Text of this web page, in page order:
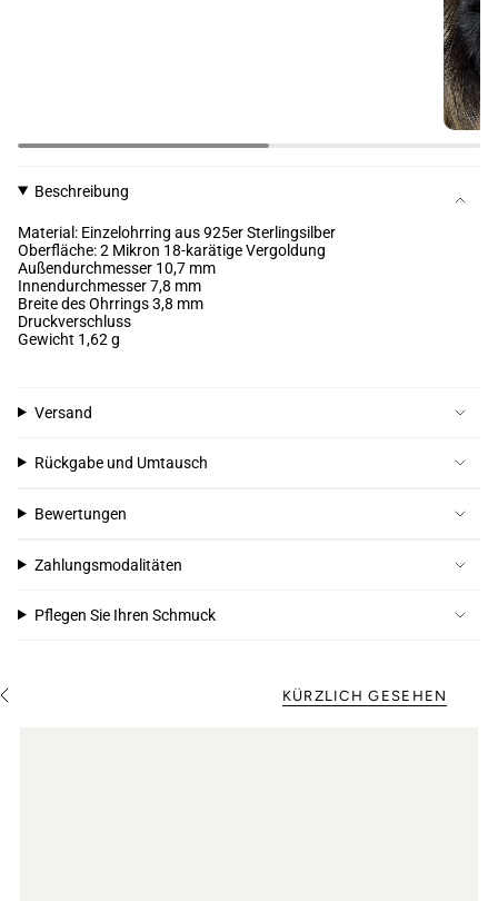
Beschreibung
Material: Einzelohrring aus 925er Sterlingsilber
Oberfläche: 2 Mikron 18-karätige Vergoldung
Außendurchmesser 10,7 mm
Innendurchmesser 7,8 mm
Breite des Ohrrings 3,8 mm
Druckverschluss
Gewicht 1,62 g
Versand
Rückgabe und Umtausch
Bewertungen
Zahlungsmodalitäten
Pflegen Sie Ihren Schmuck
KÜRZLICH GESEHEN